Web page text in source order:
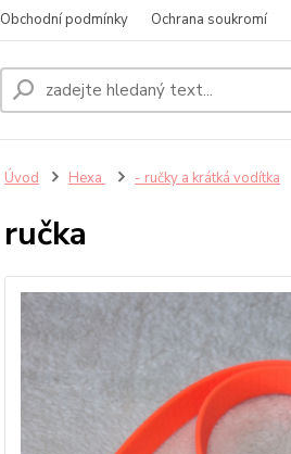
Obchodní podmínky Ochrana soukromí
Úvod Hexa - ručky a krátká vodítka
ručka